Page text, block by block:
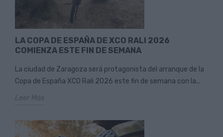
LA COPA DE ESPAÑA DE XCO RALI 2026
COMIENZA ESTE FIN DE SEMANA
La ciudad de Zaragoza será protagonista del arranque de la
Copa de España XCO Rali 2026 este fin de semana con la...
Leer Más